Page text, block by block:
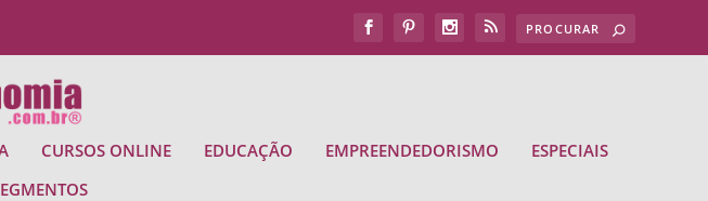
CURSOS ONLINE EDUCAÇÃO EMPREENDEDORISMO
ESPECIAIS